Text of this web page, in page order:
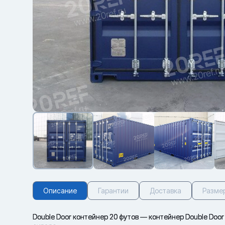
Описание Гарантии Доставка
Double Door контейнер 20 футов — контейнер Double